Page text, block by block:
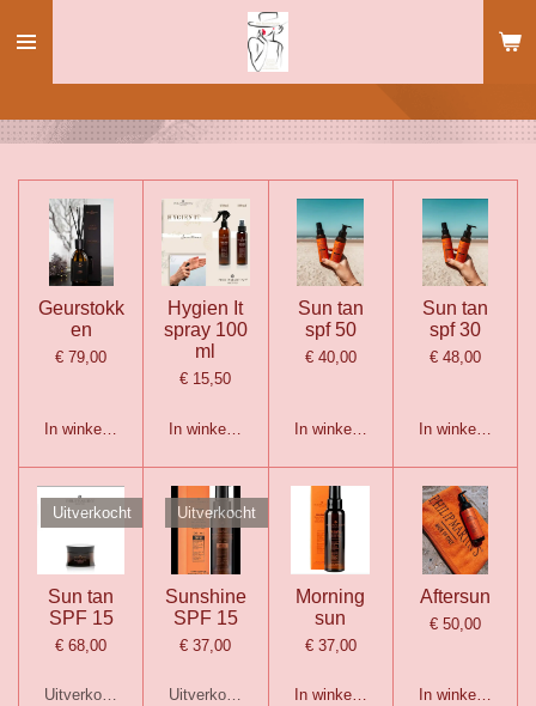
direct
hoofdinhoud
Geurstokk
en
€ 79,00
In winkelwagen
Hygien It
spray 100
ml
€ 15,50
In winkelwagen
Sun tan
spf 50
€ 40,00
In winkelwagen
Sun tan
spf 30
€ 48,00
In winkelwagen
Uitverkocht
Sun tan
SPF 15
€ 68,00
Uitverkocht
Uitverkocht
Sunshine
SPF 15
€ 37,00
Uitverkocht
Morning
sun
€ 37,00
In winkelwagen
Aftersun
€ 50,00
In winkelwagen